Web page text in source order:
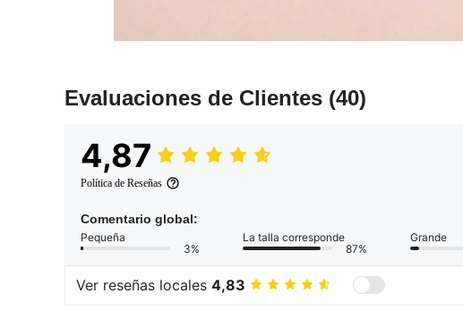
Evaluaciones de Clientes (40)
4,87
Política de Reseñas
Comentario global:
Pequeña
3%
La talla corresponde
87%
Grande
Ver reseñas locales 4,83